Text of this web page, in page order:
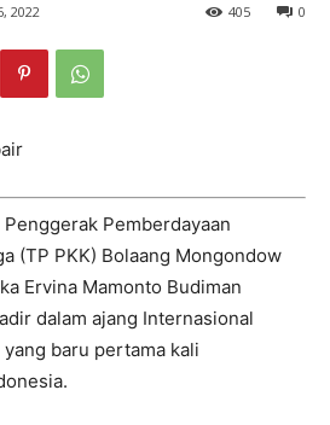
2022 0
405
Penggerak Pemberdayaan
(TP PKK) Bolaang Mongondow
Ervina Mamonto Budiman
dalam ajang Internasional
baru pertama kali